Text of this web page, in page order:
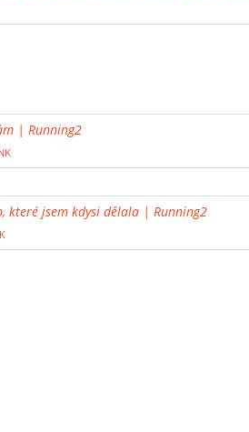
| Running2
které jsem kdysi dělala | Running2